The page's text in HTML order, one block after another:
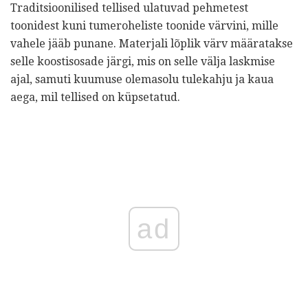
Traditsioonilised tellised ulatuvad pehmetest
toonidest kuni tumeroheliste toonide värvini, mille
vahele jääb punane. Materjali lõplik värv määratakse
selle koostisosade järgi, mis on selle välja laskmise
ajal, samuti kuumuse olemasolu tulekahju ja kaua
aega, mil tellised on küpsetatud.
ad